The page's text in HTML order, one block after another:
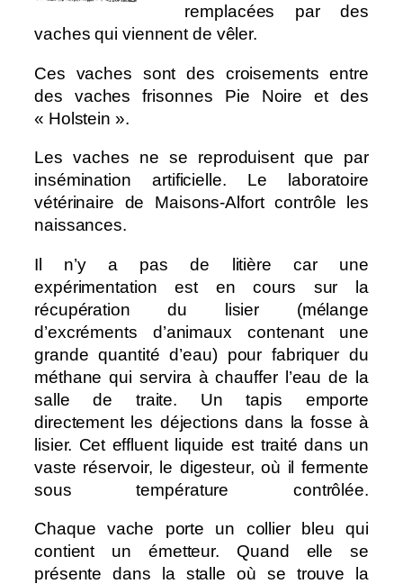
remplacées par des
vaches qui viennent de vêler.
Ces vaches sont des croisements entre
des vaches frisonnes Pie Noire et des
« Holstein ».
Les vaches ne se reproduisent que par
insémination artificielle. Le laboratoire
vétérinaire de Maisons-Alfort contrôle les
naissances.
Il n’y a pas de litière car une
expérimentation est en cours sur la
récupération du lisier (mélange
d’excréments d’animaux contenant une
grande quantité d’eau) pour fabriquer du
méthane qui servira à chauffer l’eau de la
salle de traite. Un tapis emporte
directement les déjections dans la fosse à
lisier. Cet effluent liquide est traité dans un
vaste réservoir, le digesteur, où il fermente
sous température contrôlée.
Chaque vache porte un collier bleu qui
contient un émetteur. Quand elle se
présente dans la stalle où se trouve la